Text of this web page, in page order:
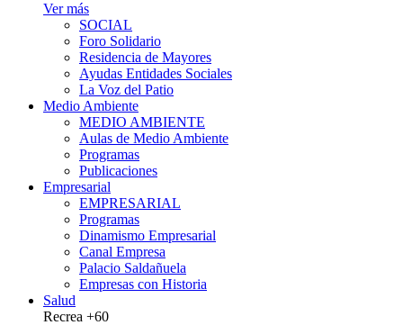
Ver más
SOCIAL
Foro Solidario
Residencia de Mayores
Ayudas Entidades Sociales
La Voz del Patio
Medio Ambiente
MEDIO AMBIENTE
Aulas de Medio Ambiente
Programas
Publicaciones
Empresarial
EMPRESARIAL
Programas
Dinamismo Empresarial
Canal Empresa
Palacio Saldañuela
Empresas con Historia
Salud
Recrea +60